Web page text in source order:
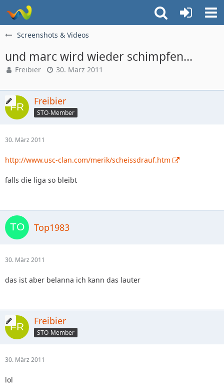
Screenshots & Videos
und marc wird wieder schimpfen...
Freibier 30. März 2011
Freibier
STO-Member
30. März 2011
http://www.usc-clan.com/merik/scheissdrauf.htm
falls die liga so bleibt
Top1983
30. März 2011
das ist aber belanna ich kann das lauter
Freibier
STO-Member
30. März 2011
lol